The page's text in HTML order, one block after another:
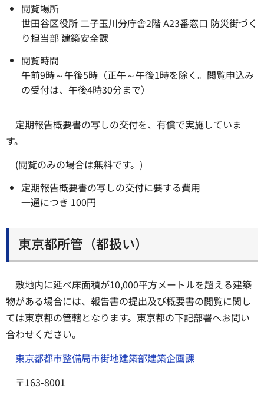
閲覧場所
世田谷区役所 二子玉川分庁舎2階 A23番窓口 防災街づく
り担当部 建築安全課
閲覧時間
午前9時～午後5時（正午～午後1時を除く。閲覧申込み
の受付は、午後4時30分まで）
定期報告概要書の写しの交付を、有償で実施していま
す。
(閲覧のみの場合は無料です。)
定期報告概要書の写しの交付に要する費用
一通につき 100円
東京都所管（都扱い）
敷地内に延べ床面積が10,000平方メートルを超える建築
物がある場合には、報告書の提出及び概要書の閲覧に関し
ては東京都の管轄となります。東京都の下記部署へお問い
合わせください。
東京都都市整備局市街地建築部建築企画課
〒163-8001